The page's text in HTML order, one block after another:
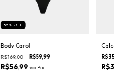
65 % OFF
Body Carol
R$169,00 R$59,99
R$56,99via Pix